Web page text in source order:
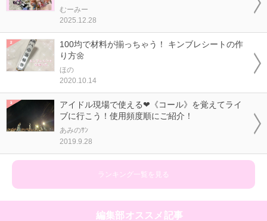
むーみー
2025.12.28
100均で材料が揃っちゃう！ キンブレシートの作
り方🌼
ほの
2020.10.14
アイドル現場で使える❤《コール》を覚えてライ
ブに行こう！使用頻度順にご紹介！
あみのｻﾝ
2019.9.28
ランキング一覧を見る
編集部オススメ記事